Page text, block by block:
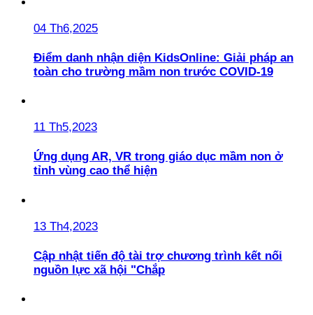
04 Th6,2025
Điểm danh nhận diện KidsOnline: Giải pháp an
toàn cho trường mầm non trước COVID-19
11 Th5,2023
Ứng dụng AR, VR trong giáo dục mầm non ở
tỉnh vùng cao thể hiện
13 Th4,2023
Cập nhật tiến độ tài trợ chương trình kết nối
nguồn lực xã hội "Chắp